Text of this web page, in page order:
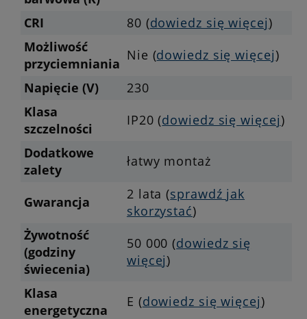
CRI
80 (dowiedz się więcej)
Możliwość
przyciemniania
Nie (dowiedz się więcej)
Napięcie (V)
230
Klasa
szczelności
IP20 (dowiedz się więcej)
Dodatkowe
zalety
łatwy montaż
Gwarancja 2 lata (sprawdź jak
skorzystać)
Żywotność
(godziny
świecenia)
50 000 (dowiedz się
więcej)
Klasa
energetyczna
E (dowiedz się więcej)